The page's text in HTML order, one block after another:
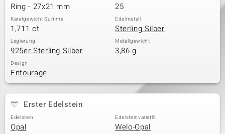
Classics
Ring - 27x21 mm 25
Karatgewicht Summe
1,711 ct
Edelmetall
Sterling Silber
Legierung
925er Sterling Silber
Metallgewicht
3,86 g
Design
Entourage
Erster Edelstein
Edelstein
Opal
Edelsteinvarietät
Welo-Opal